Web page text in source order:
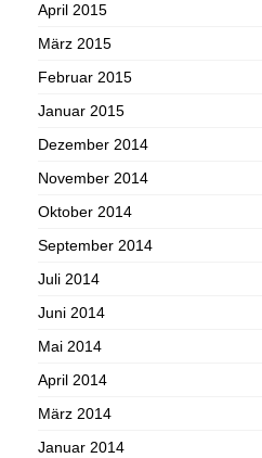
April 2015
März 2015
Februar 2015
Januar 2015
Dezember 2014
November 2014
Oktober 2014
September 2014
Juli 2014
Juni 2014
Mai 2014
April 2014
März 2014
Januar 2014